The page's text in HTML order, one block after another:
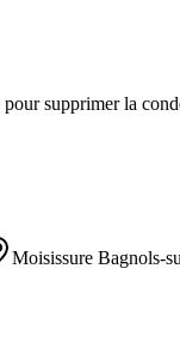
supprimer la
Moisissure Bagnols-